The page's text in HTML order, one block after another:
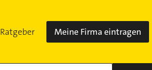
Ratgeber Meine Firma eintragen